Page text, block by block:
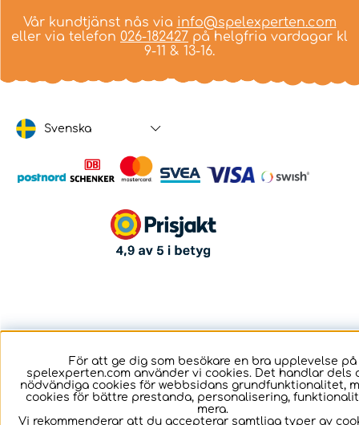
Vår kundtjänst nås via info@spelexperten.com
eller via telefon 026-182427 på helgfria vardagar kl
9-11 & 13-16.
Svenska
För att ge dig som besökare en bra upplevelse på
spelexperten.com använder vi cookies. Det handlar dels
nödvändiga cookies för webbsidans grundfunktionalitet,
cookies för bättre prestanda, personalisering,
mera.
Vi rekommenderar att du accepterar samtliga typer av